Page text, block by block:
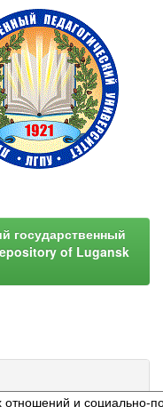
государственный
of Lugansk